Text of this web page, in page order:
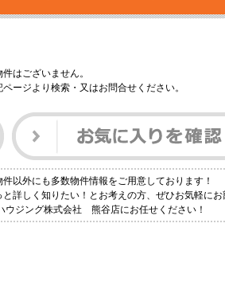
はございません。
ージより検索・又はお問合せください。
以外にも多数物件情報をご用意しております！
詳しく知りたい！とお考えの方、ぜひお気軽に
ウジング株式会社 熊谷店にお任せください！